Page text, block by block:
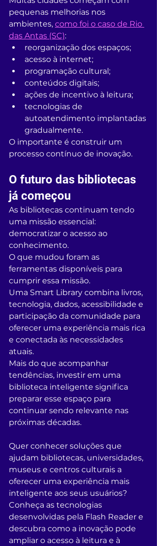
pequenas melhorias nos
ambientes, como foi o caso de Rio
das Antas (SC):
reorganização dos espaços;
acesso à internet;
programação cultural;
conteúdos digitais;
ações de incentivo à leitura;
tecnologias de
autoatendimento implantadas
gradualmente.
O importante é construir um
processo contínuo de inovação.
O futuro das bibliotecas
já começou
As bibliotecas continuam tendo
uma missão essencial:
democratizar o acesso ao
conhecimento.
O que mudou foram as
ferramentas disponíveis para
cumprir essa missão.
Uma Smart Library combina livros,
tecnologia, dados, acessibilidade e
participação da comunidade para
oferecer uma experiência mais rica
e conectada às necessidades
atuais.
Mais do que acompanhar
tendências, investir em uma
biblioteca inteligente significa
preparar esse espaço para
continuar sendo relevante nas
próximas décadas.
Quer conhecer soluções que
ajudam bibliotecas, universidades,
museus e centros culturais a
oferecer uma experiência mais
inteligente aos seus usuários?
Conheça as tecnologias
desenvolvidas pela Flash Reader e
descubra como a inovação pode
ampliar o acesso à leitura e à